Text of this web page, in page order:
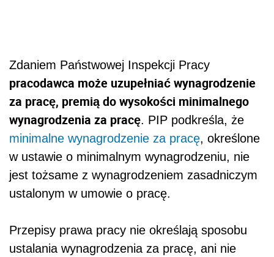
Zdaniem Państwowej Inspekcji Pracy
pracodawca może uzupełniać wynagrodzenie
za pracę, premią do wysokości minimalnego
wynagrodzenia za pracę. PIP podkreśla, że
minimalne wynagrodzenie za pracę, określone
w ustawie o minimalnym wynagrodzeniu, nie
jest tożsame z wynagrodzeniem zasadniczym
ustalonym w umowie o pracę.
Przepisy prawa pracy nie określają sposobu
ustalania wynagrodzenia za pracę, ani nie